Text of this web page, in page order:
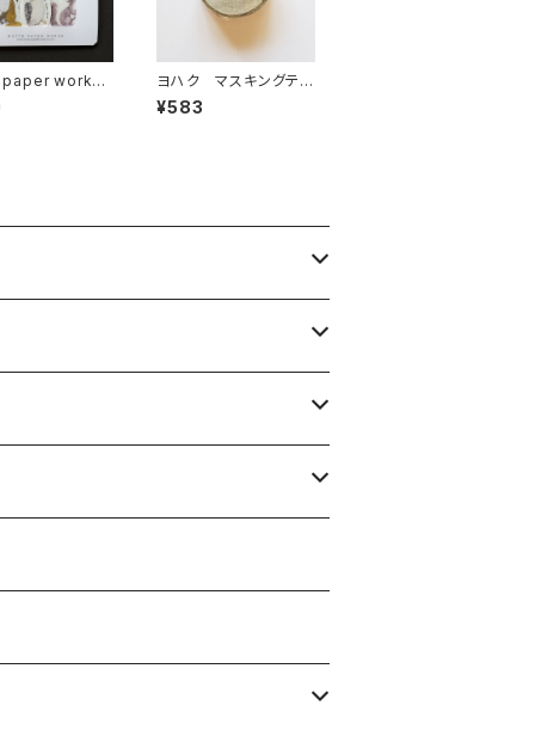
works
シール Autu
動物
ヨハク マスキングテ
ープ ラボラトリー Y-
189
¥583